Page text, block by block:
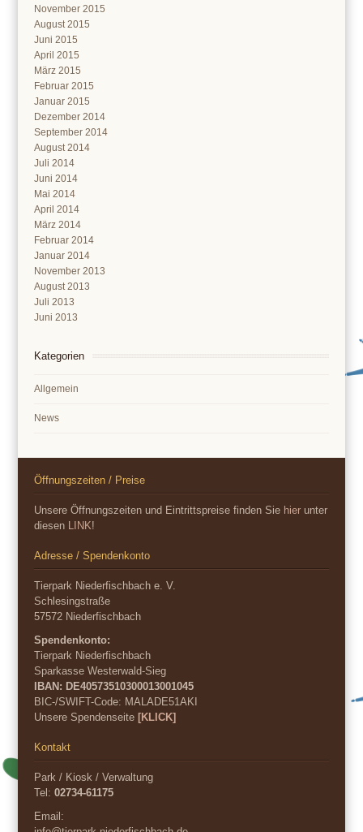
November 2015
August 2015
Juni 2015
April 2015
März 2015
Februar 2015
Januar 2015
Dezember 2014
September 2014
August 2014
Juli 2014
Juni 2014
Mai 2014
April 2014
März 2014
Februar 2014
Januar 2014
November 2013
August 2013
Juli 2013
Juni 2013
Kategorien
Allgemein
News
Öffnungszeiten / Preise
Unsere Öffnungszeiten und Eintrittspreise finden Sie hier unter
diesen LINK!
Adresse / Spendenkonto
Tierpark Niederfischbach e. V.
Schlesingstraße
57572 Niederfischbach
Spendenkonto:
Tierpark Niederfischbach
Sparkasse Westerwald-Sieg
IBAN: DE40573510300013001045
BIC-/SWIFT-Code: MALADE51AKI
Unsere Spendenseite [KLICK]
Kontakt
Park / Kiosk / Verwaltung
Tel:02734-61175
Email: